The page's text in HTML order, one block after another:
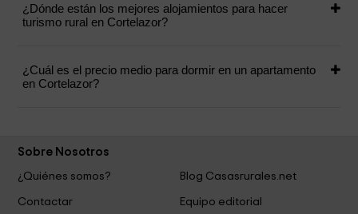
¿Dónde están los mejores alojamientos para hacer
turismo rural en Cortelazor?
¿Cuál es el precio medio para dormir en un apartamento
en Cortelazor?
Sobre Nosotros
¿Quiénes somos?
Blog Casasrurales.net
Contactar Equipo editorial